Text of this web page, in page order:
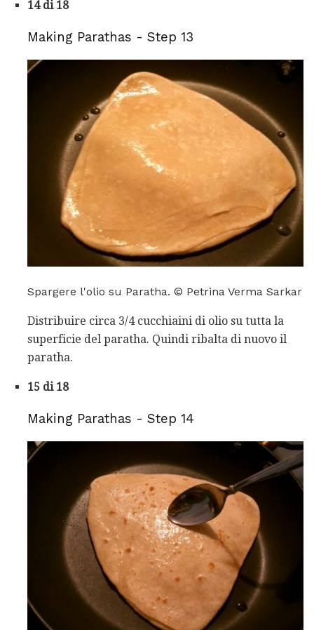
14 di 18
Making Parathas - Step 13
Spargere l'olio su Paratha. © Petrina Verma Sarkar
Distribuire circa 3/4 cucchiaini di olio su tutta la
superficie del paratha. Quindi ribalta di nuovo il
paratha.
15 di 18
Making Parathas - Step 14